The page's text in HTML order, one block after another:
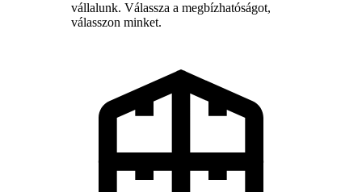
vállalunk. Válassza a megbízhatóságot,
válasszon minket.